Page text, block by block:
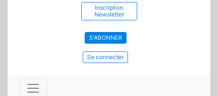
Inscription
Newsletter
S'ABONNER
Se connecter